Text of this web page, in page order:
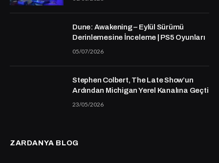
Dune: Awakening – Eylül Sürümü
Derinlemesine İnceleme | PS5 Oyunları
05/07/2026
Stephen Colbert, The Late Show’un
Ardından Michigan Yerel Kanalına Geçti
23/05/2026
ZARDANYA BLOG